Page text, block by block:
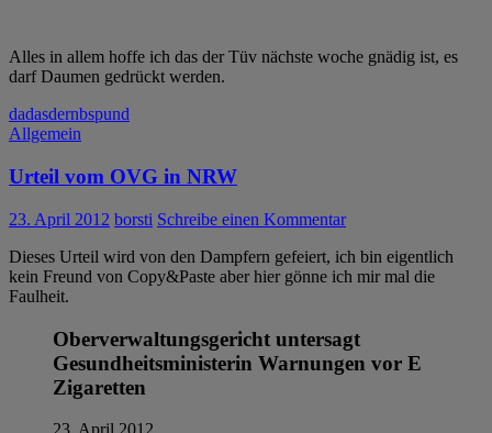
Alles in allem hoffe ich das der Tüv nächste woche gnädig ist, es
darf Daumen gedrückt werden.
dadasdernbspund
Allgemein
Urteil vom OVG in NRW
23. April 2012 borsti Schreibe einen Kommentar
Dieses Urteil wird von den Dampfern gefeiert, ich bin eigentlich
kein Freund von Copy&Paste aber hier gönne ich mir mal die
Faulheit.
Oberverwaltungsgericht untersagt
Gesundheitsministerin Warnungen vor E
Zigaretten